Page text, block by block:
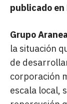
publicado en
Grupo
la situación
de
corporación
escala local,